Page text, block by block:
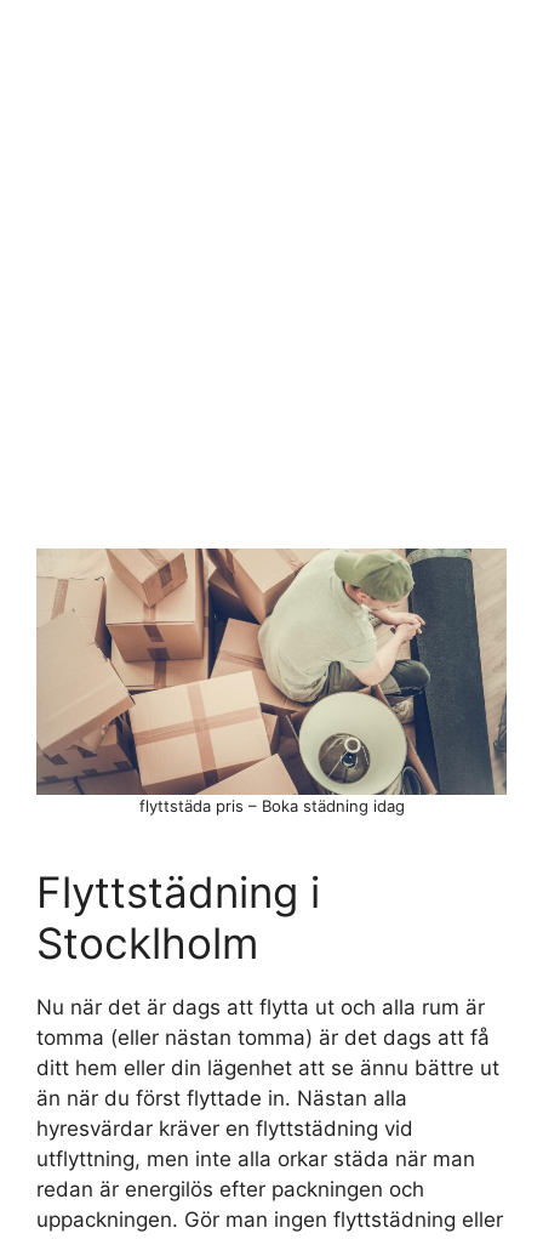
Flyttstädning i
Stocklholm
Nu när det är dags att flytta ut och alla rum är
tomma (eller nästan tomma) är det dags att få
ditt hem eller din lägenhet att se ännu bättre ut
än när du först flyttade in. Nästan alla
hyresvärdar kräver en flyttstädning vid
utflyttning, men inte alla orkar städa när man
redan är energilös efter packningen och
uppackningen. Gör man ingen flyttstädning eller
flyttstäda pris – Boka städning idag